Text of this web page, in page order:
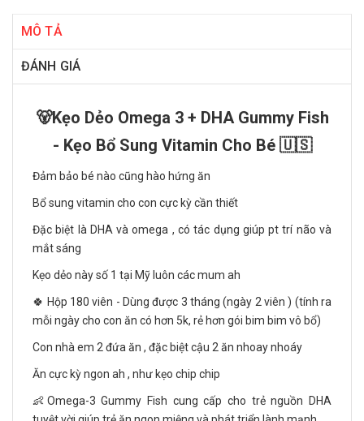
MÔ TẢ
ĐÁNH GIÁ
🐻Kẹo Dẻo Omega 3 + DHA Gummy Fish
- Kẹo Bổ Sung Vitamin Cho Bé 🇺🇸
Đảm bảo bé nào cũng hào hứng ăn
Bổ sung vitamin cho con cực kỳ cần thiết
Đặc biệt là DHA và omega , có tác dụng giúp pt trí não và
mắt sáng
Kẹo dẻo này số 1 tại Mỹ luôn các mum ah
🍀 Hộp 180 viên - Dùng được 3 tháng (ngày 2 viên ) (tính ra
mỗi ngày cho con ăn có hơn 5k, rẻ hơn gói bim bim vô bổ)
Con nhà em 2 đứa ăn , đặc biệt cậu 2 ăn nhoay nhoáy
Ăn cực kỳ ngon ah , như kẹo chip chip
👶Omega-3 Gummy Fish cung cấp cho trẻ nguồn DHA